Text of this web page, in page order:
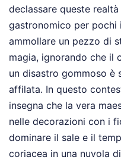
declassare queste
gastronomico per pochi
ammollare un pezzo di
magia, ignorando che il
un disastro gommoso è
affilata. In questo
insegna che la vera
nelle decorazioni con i
dominare il sale e il
coriacea in una nuvola